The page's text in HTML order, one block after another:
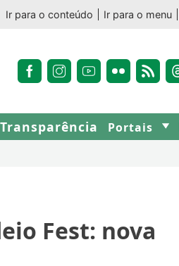
Ir para o conteúdo Ir para o menu
Transparência Portais
Fest: nova